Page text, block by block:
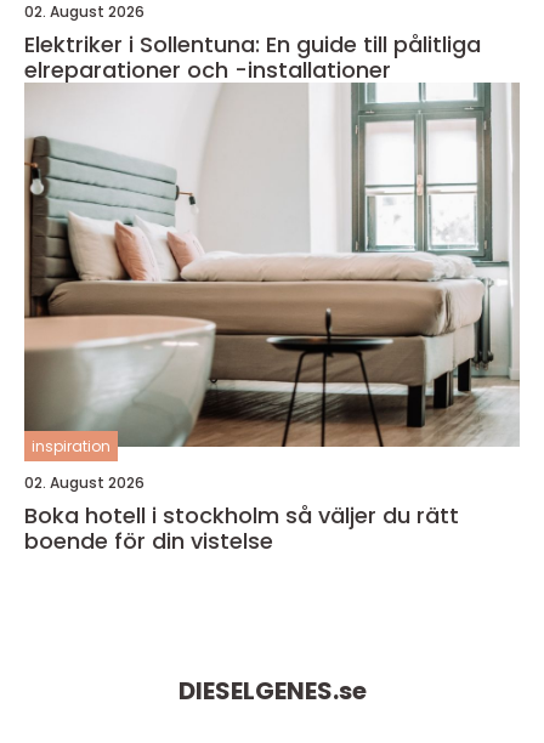
02. August 2026
Elektriker i Sollentuna: En guide till pålitliga
elreparationer och -installationer
inspiration
02. August 2026
Boka hotell i stockholm så väljer du rätt
boende för din vistelse
DIESELGENES.se